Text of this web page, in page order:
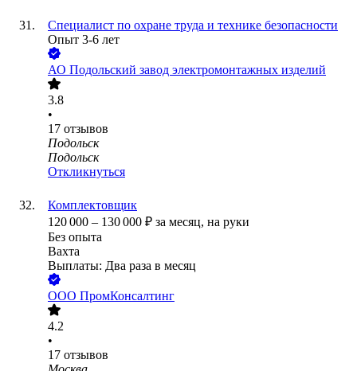
Специалист по охране труда и технике безопасности
Опыт 3-6 лет
АО Подольский завод электромонтажных изделий
3.8
•
17 отзывов
Подольск
Подольск
Откликнуться
Комплектовщик
120 000 – 130 000 ₽ за месяц, на руки
Без опыта
Вахта
Выплаты: Два раза в месяц
ООО ПромКонсалтинг
4.2
•
17 отзывов